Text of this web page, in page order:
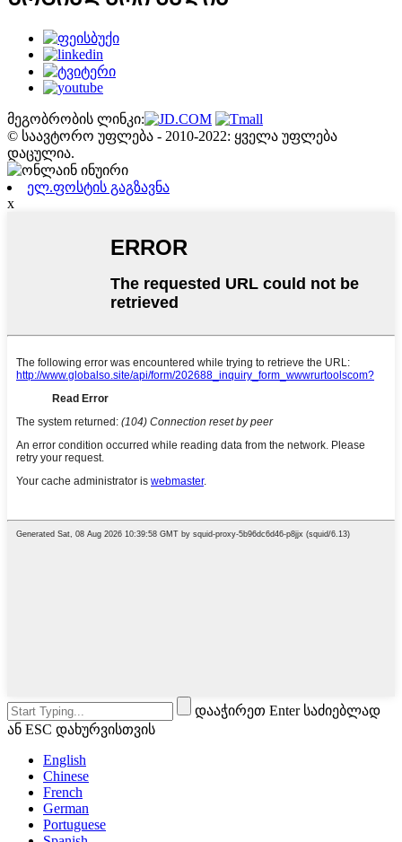
მეგობრობის ლინკი:
© საავტორო უფლება - 2010-2022: ყველა უფლება
დაცულია.
ელ.ფოსტის გაგზავნა
x
დააჭირეთ Enter საძიებლად
ან ESC დახურვისთვის
English
Chinese
French
German
Portuguese